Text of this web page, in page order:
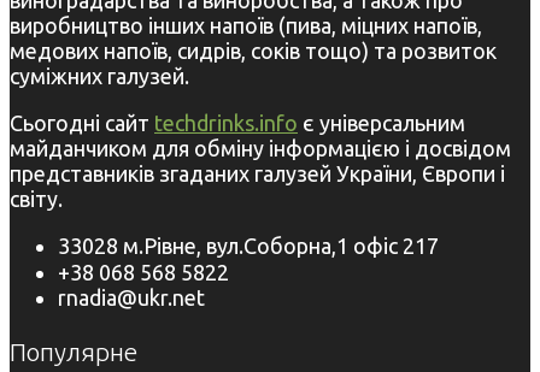
виробництво інших напоїв (пива, міцних напоїв,
медових напоїв, сидрів, соків тощо) та розвиток
суміжних галузей.
Сьогодні сайт techdrinks.info є універсальним
майданчиком для обміну інформацією і досвідом
представників згаданих галузей України, Європи і
світу.
33028 м.Рівне, вул.Соборна,1 офіс 217
+38 068 568 5822
rnadia@ukr.net
Популярне